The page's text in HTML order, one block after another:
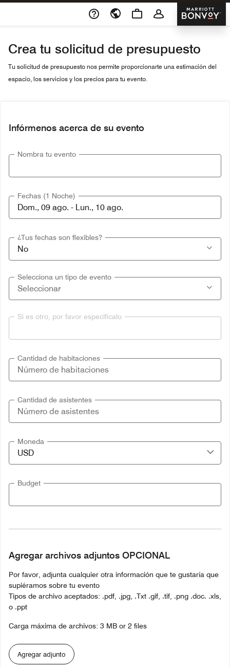
Skip To Content
Marriott
Crea tu solicitud de presupuesto
Tu solicitud de presupuesto nos permite proporcionarte una estimación del
espacio, los servicios y los precios para tu evento.
Infórmenos acerca de su evento
Nombra tu evento
Fechas (1 Noche)
¿Tus fechas son flexibles?
Selecciona un tipo de evento
Si es otro, por favor especifícalo
Cantidad de habitaciones
Cantidad de asistentes
Moneda
Budget
Agregar archivos adjuntos OPCIONAL
Por favor, adjunta cualquier otra información que te gustaría que
supiéramos sobre tu evento
Tipos de archivo aceptados: .pdf, .jpg, .Txt .gif, .tif, .png .doc. .xls,
o .ppt
Carga máxima de archivos: 3 MB or 2 files
Agregar adjunto